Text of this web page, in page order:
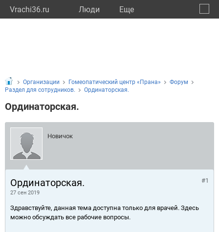
Vrachi36.ru Люди Eще
Организации Гомеопатический центр «Прана»
Форум
Раздел для сотрудников.
Ординаторская.
Ординаторская.
Новичок
Ординаторская.
27 сен 2019
#1
Здравствуйте, данная тема доступна только для врачей. Здесь
можно обсуждать все рабочие вопросы.